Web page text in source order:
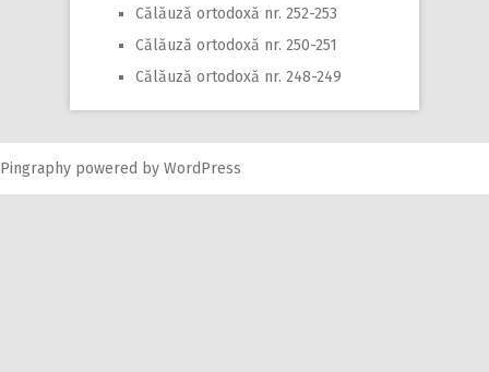
Călăuză ortodoxă nr. 252-253
Călăuză ortodoxă nr. 250-251
Călăuză ortodoxă nr. 248-249
Pingraphy powered by WordPress